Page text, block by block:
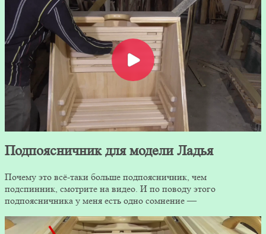
Подпоясничник для модели Ладья
Почему это всё-таки больше подпоясничник, чем
подспинник, смотрите на видео. И по поводу этого
подпоясничника у меня есть одно сомнение —